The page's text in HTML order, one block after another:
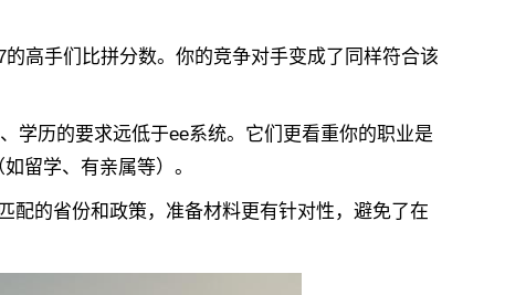
手们比拼分数。你的竞争对手变成了同样符合该
学历的要求远低于ee系统。它们更看重你的职业是
留学、有亲属等）。
配的省份和政策，准备材料更有针对性，避免了在